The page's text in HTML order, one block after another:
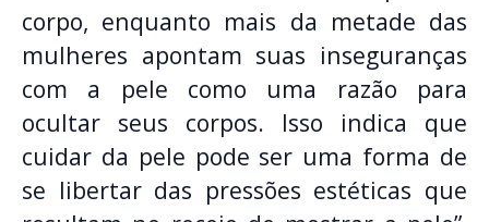
corpo, enquanto mais da metade das
mulheres apontam suas inseguranças
com a pele como uma razão para
ocultar seus corpos. Isso indica que
cuidar da pele pode ser uma forma de
se libertar das pressões estéticas que